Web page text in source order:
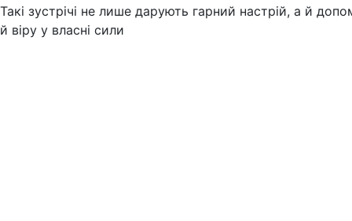
Такі зустрічі не лише дарують гарний настрій, а й
й віру у власні сили